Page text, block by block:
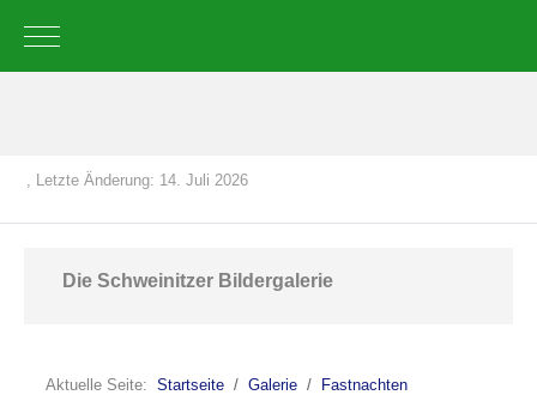
Mobile Menu Toggle
, Letzte Änderung: 14. Juli 2026
Die Schweinitzer Bildergalerie
Aktuelle Seite: Startseite Galerie
Fastnachten